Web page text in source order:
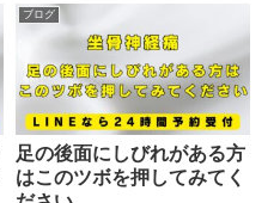
ブログ
足の後面にしびれがある方
はこのツボを押してみてく